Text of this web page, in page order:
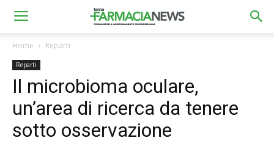
Home Reparti
Reparti
Il microbioma oculare,
un’area di ricerca da tenere
sotto osservazione